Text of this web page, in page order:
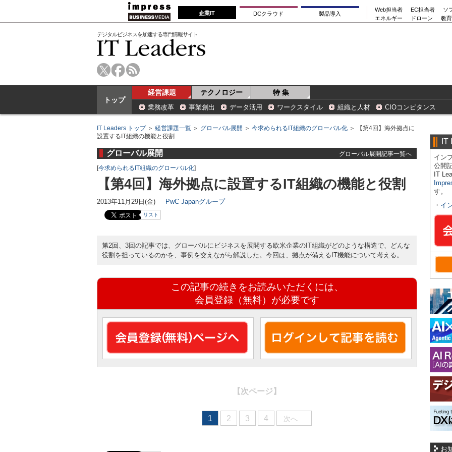
企業IT DCクラウド 製品導入
Web担当者 EC担当者
ソ
エネルギー
ドローン 教
デジタルビジネスを加速する専門情報サイト
トップ
経営課題 テクノロジー 特 集
業務改革 事業創出 データ活用 ワークスタイル 組織と人材 CIOコンピタンス
IT Leaders トップ＞ 経営課題一覧 ＞ グローバル展開 ＞ 今求められるIT組織のグローバル化 ＞ 【第4回】海外拠点に
設置するIT組織の機能と役割
グローバル展開
グローバル展開記事一覧へ
[今求められるIT組織のグローバル化]
【第4回】海外拠点に設置するIT組織の機能と役割
2013年11月29日(金) PwC Japanグループ
リスト
第2回、3回の記事では、グローバルにビジネスを展開する欧米企業のIT組織がどのような構造で、どんな
役割を担っているのかを、事例を交えながら解説した。今回は、拠点が備えるIT機能について考える。
この記事の続きをお読みいただくには、
会員登録（無料）が必要です
【次ページ】
1 2 3 4 次へ
IT
イン
公開
IT
す。
・ イ
お